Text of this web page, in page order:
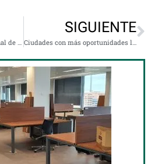
El departamento internacional de Passer
SIGUIENTE
Ciudades con más oportunidades laborales